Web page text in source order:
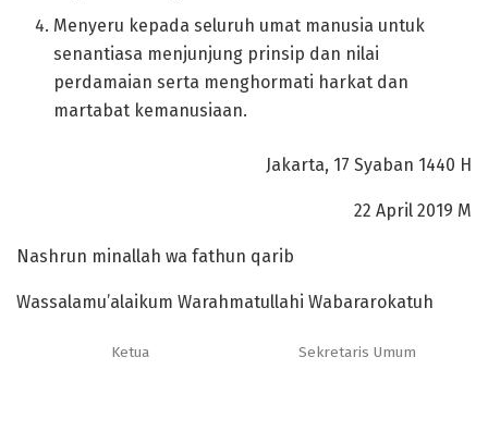
Menyeru kepada seluruh umat manusia untuk
senantiasa menjunjung prinsip dan nilai
perdamaian serta menghormati harkat dan
martabat kemanusiaan.
Jakarta, 17 Syaban 1440 H
22 April 2019 M
Nashrun minallah wa fathun qarib
Wassalamu’alaikum Warahmatullahi Wabararokatuh
Ketua Sekretaris Umum